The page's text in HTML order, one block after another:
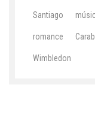
Santiago
romance
Wimbledon